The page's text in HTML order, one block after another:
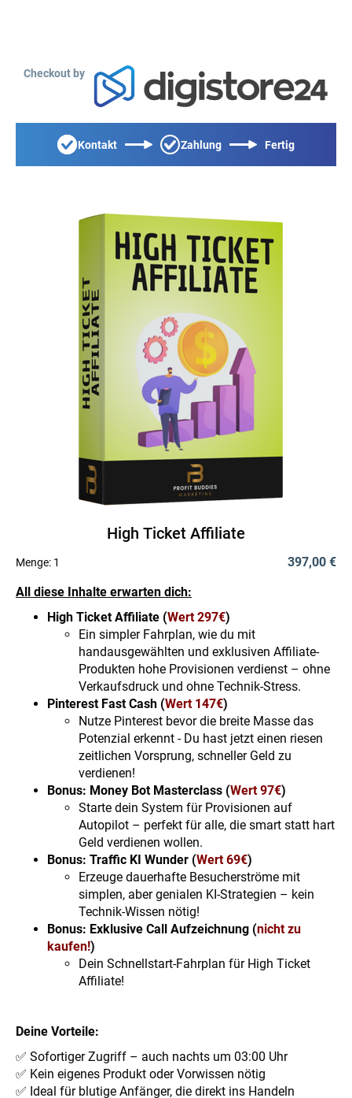
Checkout by
Kontakt Zahlung Fertig
High Ticket Affiliate
Menge: 1
397,00 €
All diese Inhalte erwarten dich:
High Ticket Affiliate (Wert 297€)
Ein simpler Fahrplan, wie du mit
handausgewählten und exklusiven Affiliate-
Produkten hohe Provisionen verdienst – ohne
Verkaufsdruck und ohne Technik-Stress.​
Pinterest Fast Cash (Wert 147€)
Nutze Pinterest bevor die breite Masse das
Potenzial erkennt - Du hast jetzt einen riesen
zeitlichen Vorsprung, schneller Geld zu
verdienen!
Bonus: Money Bot Masterclass (Wert 97€)
Starte dein System für Provisionen auf
Autopilot – perfekt für alle, die smart statt hart
Geld verdienen wollen.
Bonus: Traffic KI Wunder (Wert 69€)
Erzeuge dauerhafte Besucherströme mit
simplen, aber genialen KI-Strategien – kein
Technik-Wissen nötig!
Bonus: Exklusive Call Aufzeichnung (nicht zu
kaufen!)
Dein Schnellstart-Fahrplan für High Ticket
Affiliate!
Deine Vorteile:
✅ Sofortiger Zugriff – auch nachts um 03:00 Uhr
✅ Kein eigenes Produkt oder Vorwissen nötig
✅ Ideal für blutige Anfänger, die direkt ins Handeln